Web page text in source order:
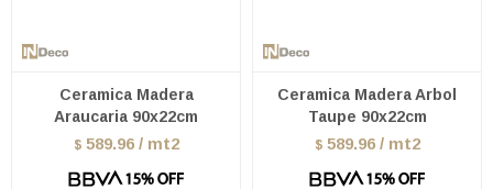
Ceramica Madera
Araucaria 90x22cm
$ 589.96 / mt2
Ceramica Madera Arbol
Taupe 90x22cm
$ 589.96 / mt2